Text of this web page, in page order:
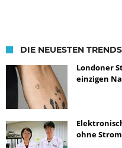
DIE NEUESTEN TRENDS
Londoner
einzigen
ohne Strom